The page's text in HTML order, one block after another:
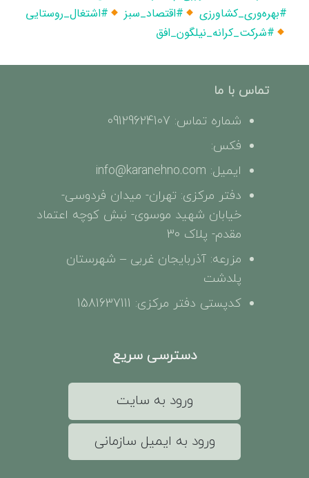
#بهره‌وری_کشاورزی
#اقتصاد_سبز
#اشتغال_روستایی
#شرکت_کرانه_نیلگون_افق
تماس با ما
شماره تماس: 09129624107
فکس:
ایمیل: info@karanehno.com
دفتر مرکزی: تهران- میدان فردوسی-
خیابان شهید موسوی- نبش کوچه اعتماد
مقدم- پلاک 30
مزرعه: آذربایجان غربی – شهرستان
پلدشت
کدپستی دفتر مرکزی: 1581637111
دسترسی سریع
ورود به سایت
ورود به ایمیل سازمانی